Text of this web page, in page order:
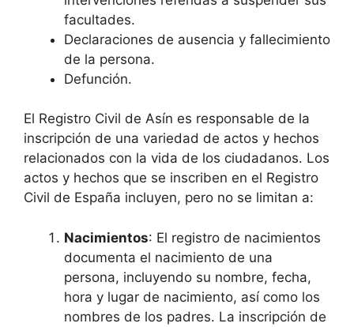
facultades.
Declaraciones de ausencia y fallecimiento
de la persona.
Defunción.
El Registro Civil de Asín es responsable de la
inscripción de una variedad de actos y hechos
relacionados con la vida de los ciudadanos. Los
actos y hechos que se inscriben en el Registro
Civil de España incluyen, pero no se limitan a:
Nacimientos: El registro de nacimientos
documenta el nacimiento de una
persona, incluyendo su nombre, fecha,
hora y lugar de nacimiento, así como los
nombres de los padres. La inscripción de